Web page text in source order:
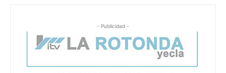
- Publicidad -